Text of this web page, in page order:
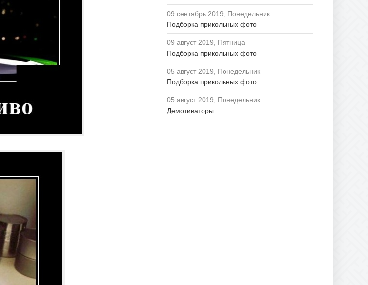
09 сентябрь 2019, Понедельник
Подборка прикольных фото
09 август 2019, Пятница
Подборка прикольных фото
05 август 2019, Понедельник
Подборка прикольных фото
05 август 2019, Понедельник
Демотиваторы